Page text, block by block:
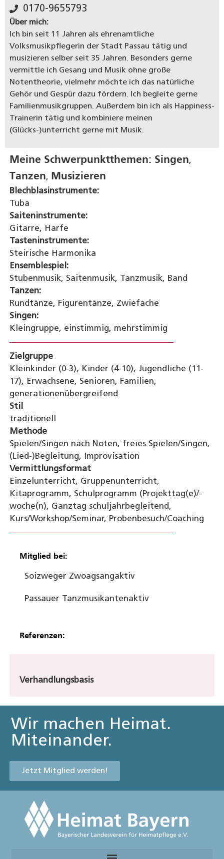
0170-9655793
Über mich:
Ich bin seit 11 Jahren als ehrenamtliche
Volksmusikpflegerin der Stadt Passau tätig und
musizieren selber seit 35 Jahren. Besonders gerne
vermittle ich Gesang und Musik ohne große
Notentheorie, vielmehr möchte ich das natürliche
Gehör und Gespür dazu fördern. Ich begleite gerne
Familienmusikgruppen. Außerdem bin ich als Happiness-
Trainerin tätig und kombiniere meinen
(Glücks-)unterricht gerne mit Musik.
Meine Schwerpunktthemen: Singen,
Tanzen, Musizieren
Blechblasinstrumente:
Tuba
Saiteninstrumente:
Gitarre, Harfe
Tasteninstrumente:
Steirische Harmonika
Ensemblespiel:
Stubenmusik, Saitenmusik, Tanzmusik, Band
Tanzen:
Rundtänze, Figurentänze, Zwiefache
Singen:
Kleingruppe, einstimmig, mehrstimmig
Zielgruppe
Kleinkinder (0-3), Kinder (4-10), Jugendliche (11-
17), Erwachsene, Senioren, Familien,
generationenübergreifend
Stil
traditionell
Methode
Spielen/Singen nach Noten, freies Spielen/Singen,
(Lied-)Begleitung, Improvisation
Vermittlungsformat
Einzelunterricht, Gruppenunterricht,
Kitaprogramm, Schulprogramm (Projekttag(e)/-
woche(n), Ganztag schuljahrbegleitend,
Kurs/Workshop/Seminar, Probenbesuch/Coaching
Mitglied bei:
Soizweger Zwoagsangaktiv
Passauer Tanzmusikantenaktiv
Referenzen:
Verhandlungsbasis
Wir machen Heimat.
Miteinander.
Jetzt Mitglied werden!